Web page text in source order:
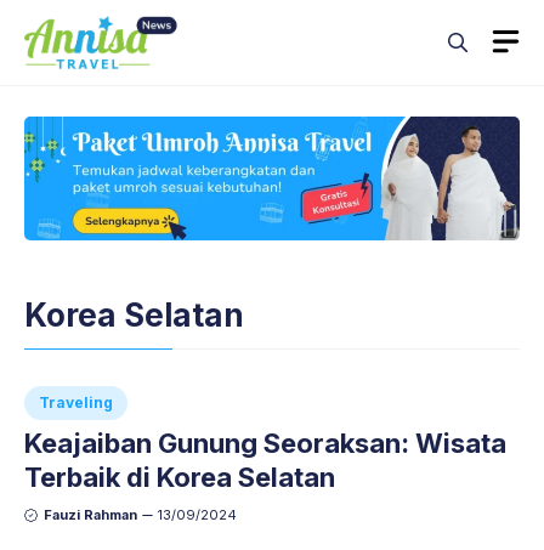
content
Korea Selatan
Traveling
Keajaiban Gunung Seoraksan: Wisata
Terbaik di Korea Selatan
Fauzi Rahman 13/09/2024